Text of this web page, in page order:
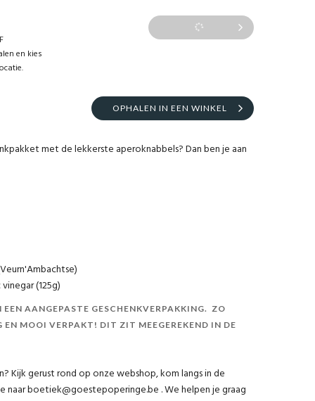
en kies
OPHALEN IN EEN WINKEL
met de lekkerste aperoknabbels? Dan ben je aan
(125g)
AANGEPASTE GESCHENKVERPAKKING. ZO
MOOI VERPAKT! DIT ZIT MEEGEREKEND IN DE
Kijk gerust rond op onze webshop, kom langs in de
boetiek@goestepoperinge.be . We helpen je graag